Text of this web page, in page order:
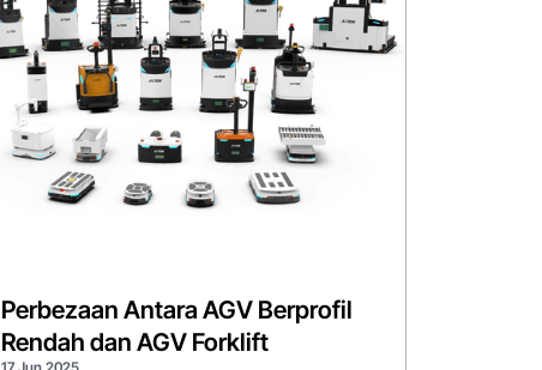
Perbezaan Antara AGV Berprofil
Rendah dan AGV Forklift